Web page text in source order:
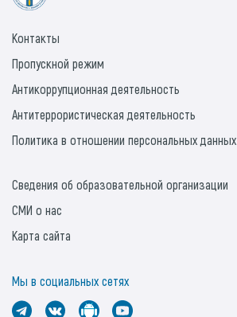
Контакты
Пропускной режим
Антикоррупционная деятельность
Антитеррористическая деятельность
Политика в отношении персональных данных
Сведения об образовательной организации
СМИ о нас
Карта сайта
Мы в социальных сетях